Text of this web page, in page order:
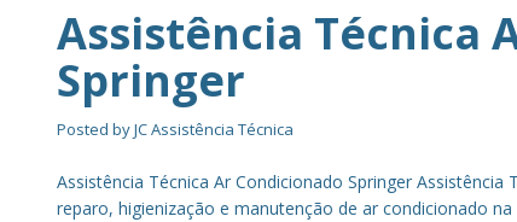
Assistência Técnica
Springer
Posted byJC Assistência Técnica
Assistência Técnica Ar Condicionado Springer
reparo, higienização e manutenção de ar condicionado